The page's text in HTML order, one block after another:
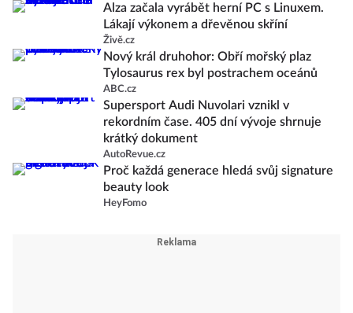
Alza začala vyrábět herní PC s Linuxem.
Lákají výkonem a dřevěnou skříní
Živě.cz
Nový král druhohor: Obří mořský plaz
Tylosaurus rex byl postrachem oceánů
ABC.cz
Supersport Audi Nuvolari vznikl v
rekordním čase. 405 dní vývoje shrnuje
krátký dokument
AutoRevue.cz
Proč každá generace hledá svůj signature
beauty look
HeyFomo